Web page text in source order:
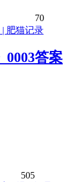
70
答案
505